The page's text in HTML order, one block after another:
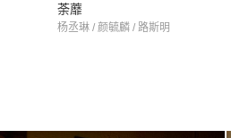
荼蘼
杨丞琳 / 颜毓麟 / 路斯明